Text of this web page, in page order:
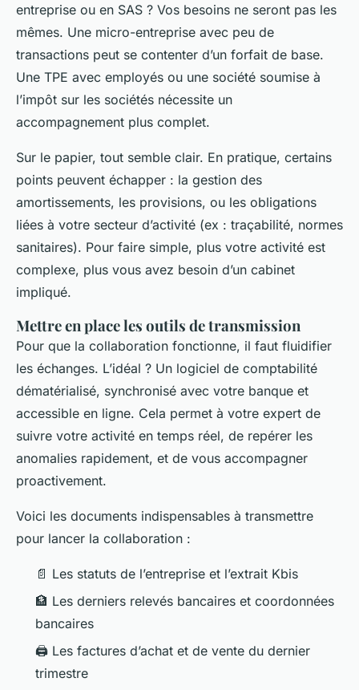
entreprise ou en SAS ? Vos besoins ne seront pas les
mêmes. Une micro-entreprise avec peu de
transactions peut se contenter d’un forfait de base.
Une TPE avec employés ou une société soumise à
l’impôt sur les sociétés nécessite un
accompagnement plus complet.
Sur le papier, tout semble clair. En pratique, certains
points peuvent échapper : la gestion des
amortissements, les provisions, ou les obligations
liées à votre secteur d’activité (ex : traçabilité, normes
sanitaires). Pour faire simple, plus votre activité est
complexe, plus vous avez besoin d’un cabinet
impliqué.
Mettre en place les outils de transmission
Pour que la collaboration fonctionne, il faut fluidifier
les échanges. L’idéal ? Un logiciel de comptabilité
dématérialisé, synchronisé avec votre banque et
accessible en ligne. Cela permet à votre expert de
suivre votre activité en temps réel, de repérer les
anomalies rapidement, et de vous accompagner
proactivement.
Voici les documents indispensables à transmettre
pour lancer la collaboration :
📄 Les statuts de l’entreprise et l’extrait Kbis
🏦 Les derniers relevés bancaires et coordonnées
bancaires
🖨️ Les factures d’achat et de vente du dernier
trimestre